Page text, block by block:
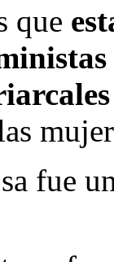
que
fue